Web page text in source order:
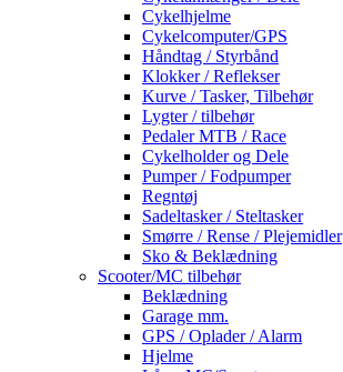
Cykelhjelme
Cykelcomputer/GPS
Håndtag / Styrbånd
Klokker / Reflekser
Kurve / Tasker, Tilbehør
Lygter / tilbehør
Pedaler MTB / Race
Cykelholder og Dele
Pumper / Fodpumper
Regntøj
Sadeltasker / Steltasker
Smørre / Rense / Plejemidler
Sko & Beklædning
Scooter/MC tilbehør
Beklædning
Garage mm.
GPS / Oplader / Alarm
Hjelme